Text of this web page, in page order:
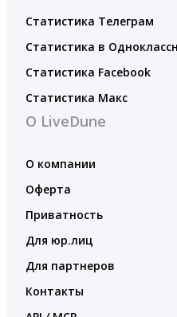
Статистика Телеграм
Статистика в
Статистика Facebook
Статистика Макс
О LiveDune
О компании
Оферта
Приватность
Для юр.лиц
Для партнеров
Контакты